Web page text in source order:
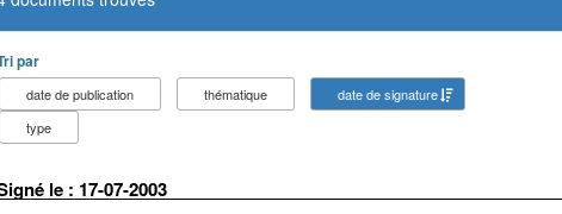
par
date de publication thématique
date de signature
type
le : 17-07-2003